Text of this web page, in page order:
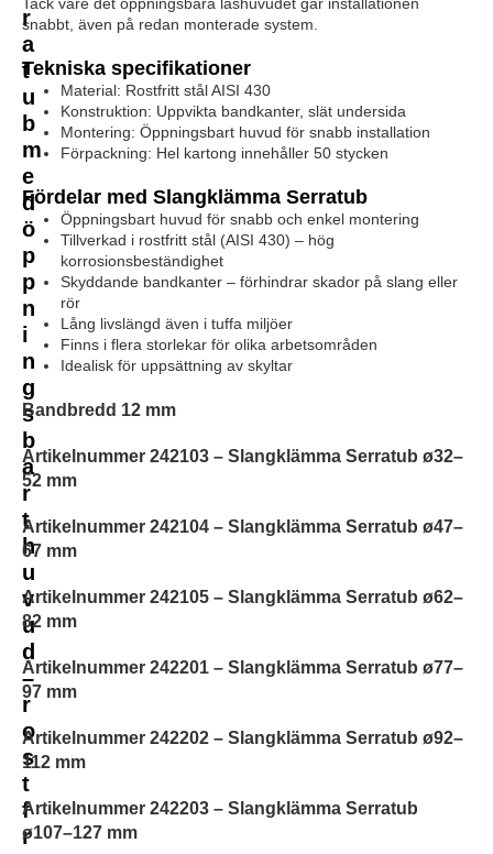
r
a
t
u
b
m
e
d
ö
p
p
n
i
n
g
s
b
a
r
t
h
u
v
u
d
–
r
o
s
t
f
r
snabbt, även på redan monterade system.
Tekniska specifikationer
Material: Rostfritt stål AISI 430
Konstruktion: Uppvikta bandkanter, slät undersida
Montering: Öppningsbart huvud för snabb installation
Förpackning: Hel kartong innehåller 50 stycken
Fördelar med Slangklämma Serratub
Öppningsbart huvud för snabb och enkel montering
Tillverkad i rostfritt stål (AISI 430) – hög
korrosionsbeständighet
Skyddande bandkanter – förhindrar skador på slang eller
rör
Lång livslängd även i tuffa miljöer
Finns i flera storlekar för olika arbetsområden
Idealisk för uppsättning av skyltar
Bandbredd 12 mm
Artikelnummer 242103 – Slangklämma Serratub ø32–
52 mm
Artikelnummer 242104 – Slangklämma Serratub ø47–
67 mm
Artikelnummer 242105 – Slangklämma Serratub ø62–
82 mm
Artikelnummer 242201 – Slangklämma Serratub ø77–
97 mm
Artikelnummer 242202 – Slangklämma Serratub ø92–
112 mm
Artikelnummer 242203 – Slangklämma Serratub
ø107–127 mm